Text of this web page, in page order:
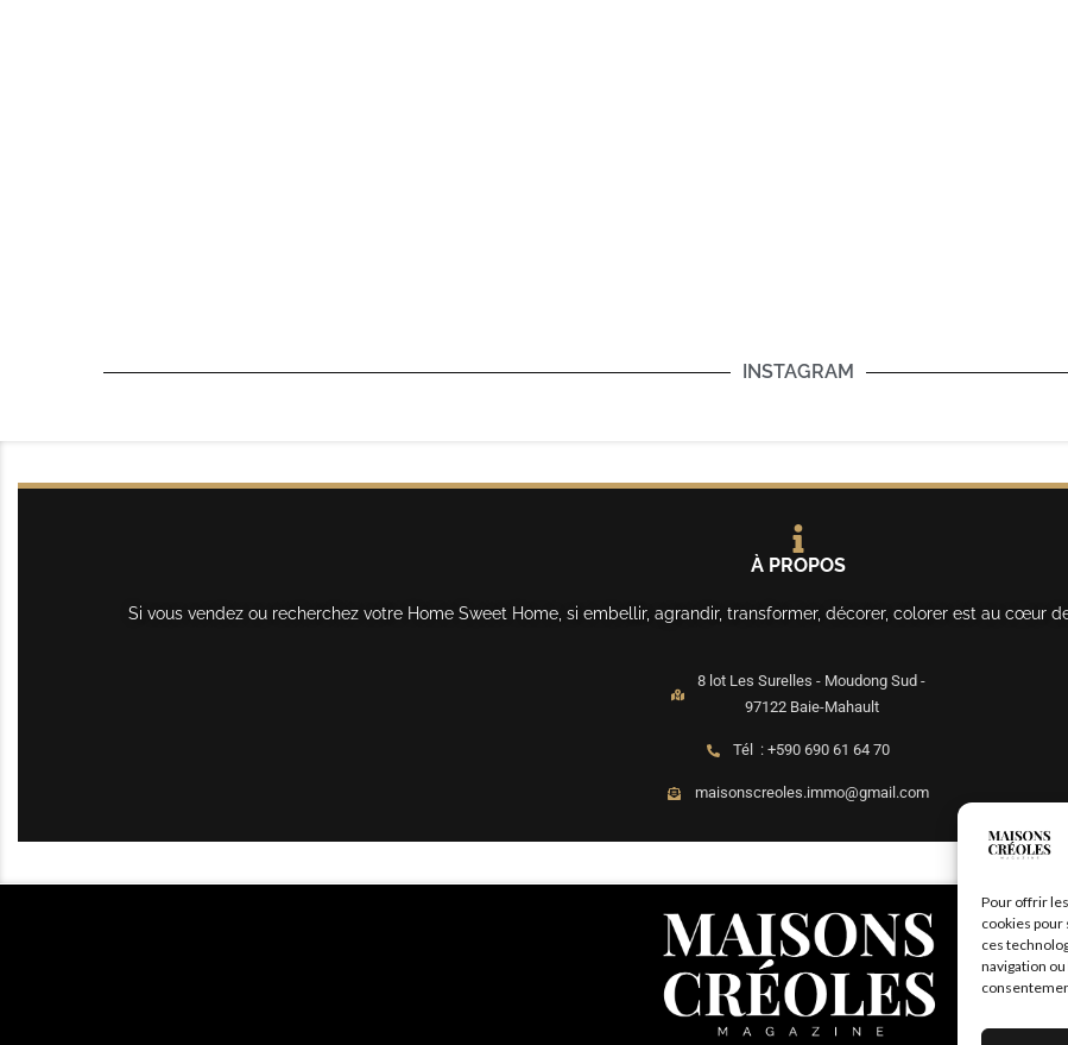
Pour offrir
cookies pour
ces
navigation
INSTAGRAM
À PROPOS
Si vous vendez ou recherchez votre Home Sweet Home, si embellir, agrandir, transformer, décorer, colorer est au cœur
8 lot Les Surelles - Moudong Sud -
97122 Baie-Mahault
Tél : +590 690 61 64 70
maisonscreoles.immo@gmail.com